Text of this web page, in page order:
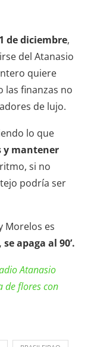
de diciembre,
del Atanasio
quiere
las finanzas no
de lujo.
lo que
y mantener
si no
podría ser
Morelos es
apaga al 90’.
Atanasio
de flores con